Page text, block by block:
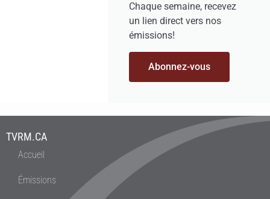
Chaque semaine, recevez
un lien direct vers nos
émissions!
Abonnez-vous
TVRM.CA
Accueil
Émissions